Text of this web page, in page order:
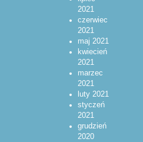
2021
czerwiec
2021
maj 2021
kwiecień
2021
marzec
2021
luty 2021
styczeń
2021
grudzień
2020